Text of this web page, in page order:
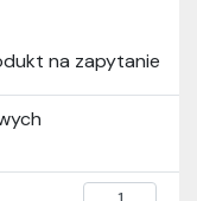
na zapytanie